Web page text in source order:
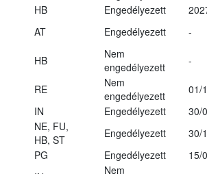
HB Engedélyezett
AT Engedélyezett -
HB
Nem
engedélyezett
-
RE
Nem
engedélyezett
01/
IN Engedélyezett
30/
NE, FU,
HB, ST
Engedélyezett
30/
PG Engedélyezett
15/
Nem